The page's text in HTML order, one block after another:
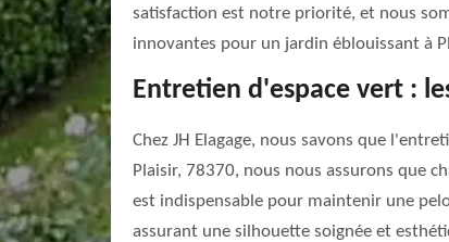
satisfaction est notre priorité, et nous
innovantes pour un jardin éblouissant à
Entretien d'espace vert :
Chez JH Elagage, nous savons que
Plaisir, 78370, nous nous assurons que
est indispensable pour maintenir une
assurant une silhouette soignée et